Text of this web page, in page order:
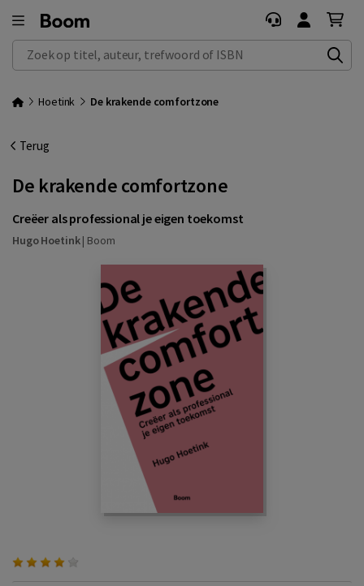
Zoek op titel, auteur, trefwoord of ISBN
Hoetink De krakende comfortzone
Terug
De krakende comfortzone
Creëer als professional je eigen toekomst
Hugo Hoetink| Boom